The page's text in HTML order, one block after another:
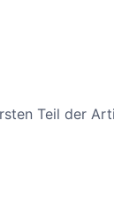
Teil der